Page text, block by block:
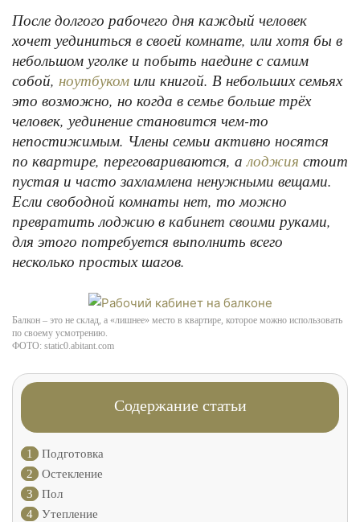
После долгого рабочего дня каждый человек
хочет уединиться в своей комнате, или хотя бы в
небольшом уголке и побыть наедине с самим
собой, ноутбуком или книгой. В небольших семьях
это возможно, но когда в семье больше трёх
человек, уединение становится чем-то
непостижимым. Члены семьи активно носятся
по квартире, переговариваются, алоджия стоит
пустая и часто захламлена ненужными вещами.
Если свободной комнаты нет, то можно
превратить лоджию в кабинет своими руками,
для этого потребуется выполнить всего
несколько простых шагов.
Балкон – это не склад, а «лишнее» место в квартире, которое можно использовать
по своему усмотрению.
ФОТО: static0.abitant.com
Содержание статьи
1
Подготовка
2
Остекление
3
Пол
4
Утепление